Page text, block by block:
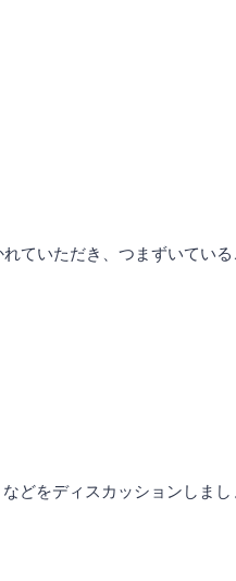
いただき、つまずいている
どをディスカッションしまし